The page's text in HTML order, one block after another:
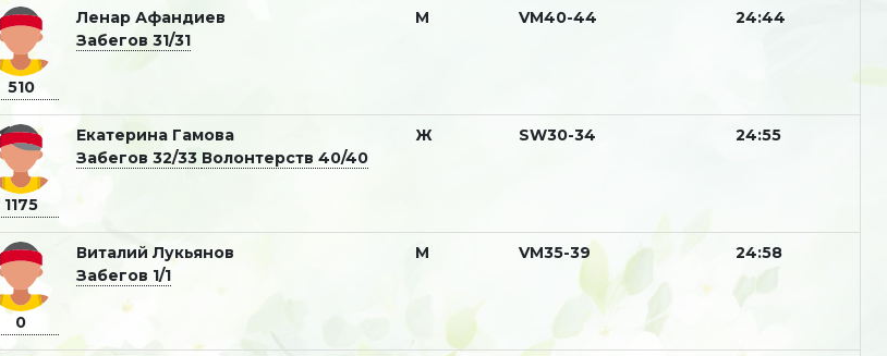
510
Ленар Афандиев
Забегов 31/31
М VM40-44 24:44
1175
Екатерина Гамова
Забегов 32/33 Волонтерств 40/40
Ж SW30-34 24:55
0
Виталий Лукьянов
Забегов 1/1
М VM35-39 24:58